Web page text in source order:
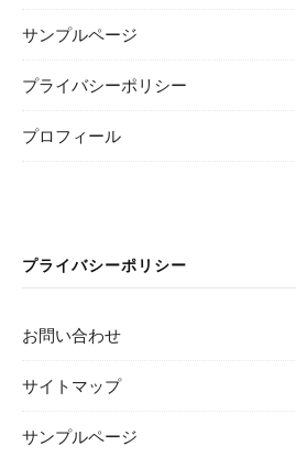
サンプルページ
プライバシーポリシー
プロフィール
プライバシーポリシー
お問い合わせ
サイトマップ
サンプルページ